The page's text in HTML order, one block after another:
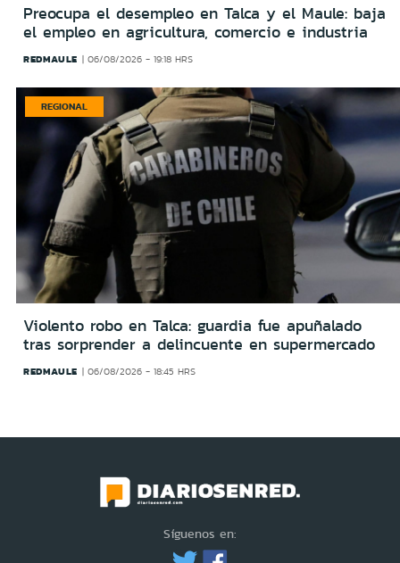
Preocupa el desempleo en Talca y el Maule: baja
el empleo en agricultura, comercio e industria
REDMAULE 06/08/2026 - 19:18 HRS
REGIONAL
Violento robo en Talca: guardia fue apuñalado
tras sorprender a delincuente en supermercado
REDMAULE 06/08/2026 - 18:45 HRS
Síguenos en: